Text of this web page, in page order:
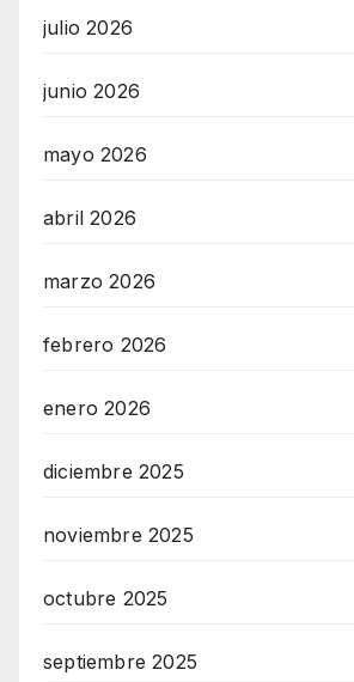
julio 2026
junio 2026
mayo 2026
abril 2026
marzo 2026
febrero 2026
enero 2026
diciembre 2025
noviembre 2025
octubre 2025
septiembre 2025